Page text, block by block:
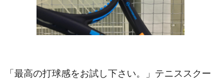
「最高の打球感をお試し下さい。」テニススクー